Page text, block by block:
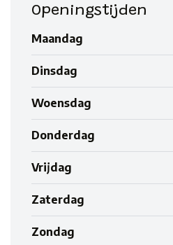
Openingstijden
Maandag
Dinsdag
Woensdag
Donderdag
Vrijdag
Zaterdag
Zondag